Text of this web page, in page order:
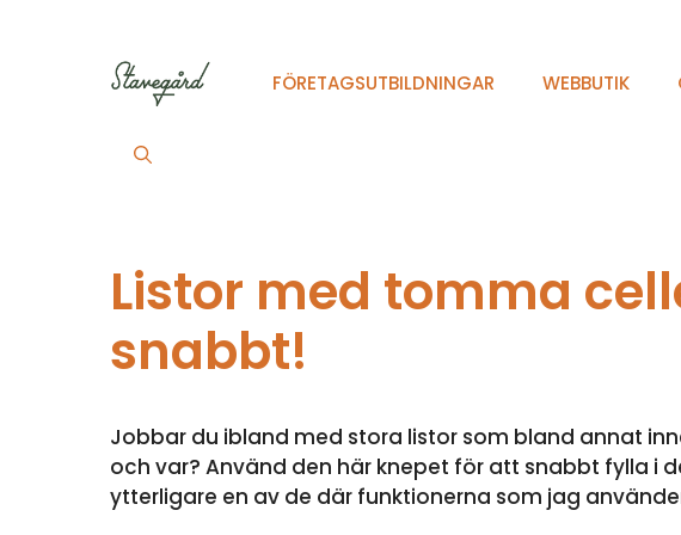
FÖRETAGSUTBILDNINGAR WEBBUTIK
Listor med tomma
snabbt!
Jobbar du ibland med stora listor som bland annat
och var? Använd den här knepet för att snabbt fylla i
ytterligare en av de där funktionerna som jag